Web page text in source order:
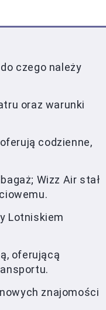
do czego należy
oraz warunki
codzienne,
Wizz Air stał
Lotniskiem
oferującą
znajomości